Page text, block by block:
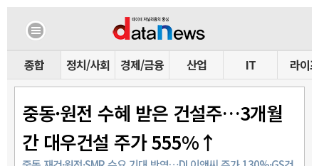
종합 정치/사회 경제/금융 산업 IT 라이프
중동·원전 수혜 받은 건설주…3개월
간 대우건설 주가 555%↑